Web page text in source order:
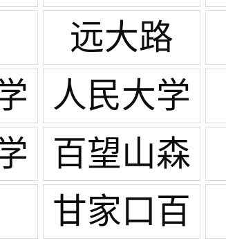
远大路
人民大学
百望山森
林公
甘家口百